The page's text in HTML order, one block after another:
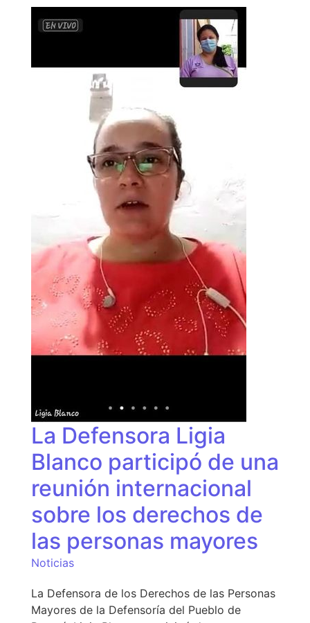
La Defensora Ligia
Blanco participó de una
reunión internacional
sobre los derechos de
las personas mayores
Noticias
La Defensora de los Derechos de las Personas
Mayores de la Defensoría del Pueblo de